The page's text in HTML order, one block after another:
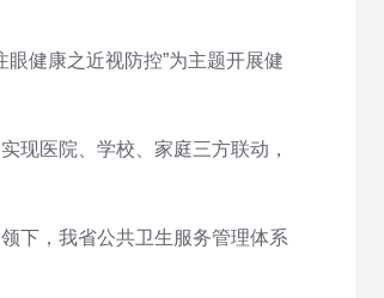
健康之近视防控”为主题开展健
现医院、学校、家庭三方联动，
下，我省公共卫生服务管理体系